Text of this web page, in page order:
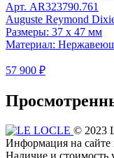
Арт. AR323790.761
Auguste Reymond
Размеры: 37 x 47 мм
Материал:
57 900 ₽
© 2023
Информация на сайте
Наличие и стоимость